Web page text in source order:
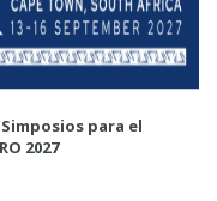
para el
2027